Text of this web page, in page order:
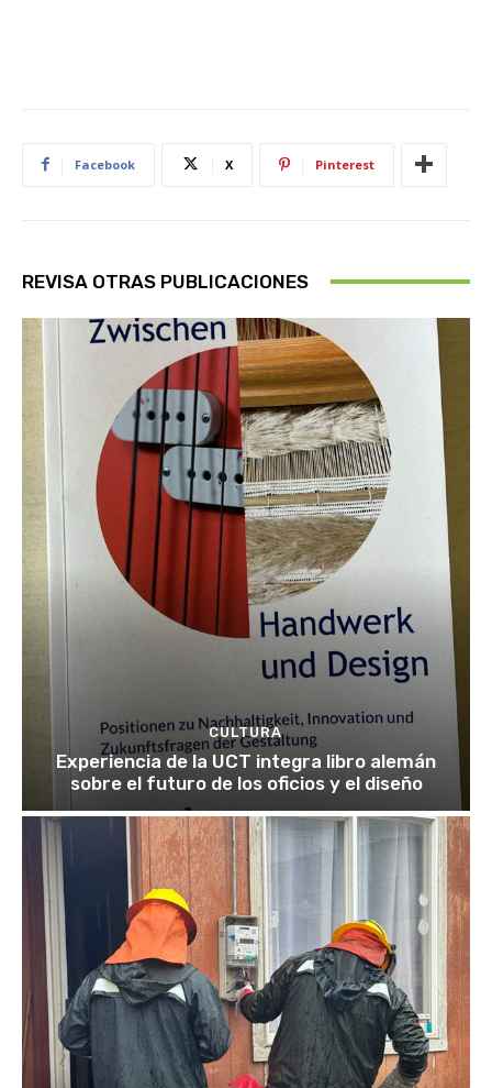
Facebook X Pinterest
REVISA OTRAS PUBLICACIONES
CULTURA
Experiencia de la UCT integra libro alemán
sobre el futuro de los oficios y el diseño